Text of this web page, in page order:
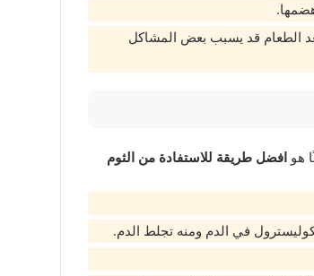
الطعام قد يسبب بعض المشاكل
هو افضل طريقة للاستفادة من الثوم
في الدم ومنه تجلط الدم.